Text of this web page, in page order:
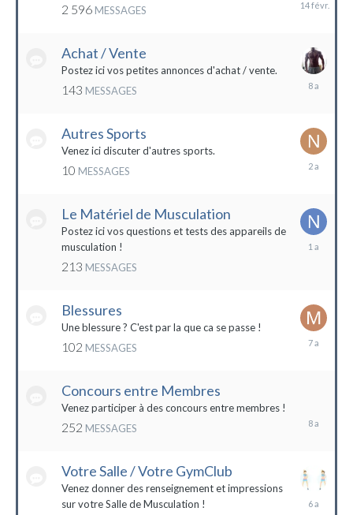
2 596 MESSAGES
Achat / Vente
Postez ici vos petites annonces d'achat / vente.
143 MESSAGES
Autres Sports
Venez ici discuter d'autres sports.
10 MESSAGES
18
Le Matériel de Musculation
Postez ici vos questions et tests des appareils de
musculation !
213 MESSAGES
Blessures
Une blessure ? C'est par la que ca se passe !
102 MESSAGES
19
Concours entre Membres
Venez participer à des concours entre membres !
252 MESSAGES
2016
Votre Salle / Votre GymClub
Venez donner des renseignement et impressions
sur votre Salle de Musculation !
26